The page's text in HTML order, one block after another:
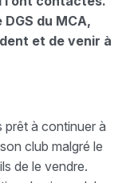
du MCA,
et de venir à
prêt à continuer à
club malgré le
de le vendre.